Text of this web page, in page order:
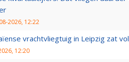
2026, 12:22
vrachtvliegtuig in Leipzig zat
12:20